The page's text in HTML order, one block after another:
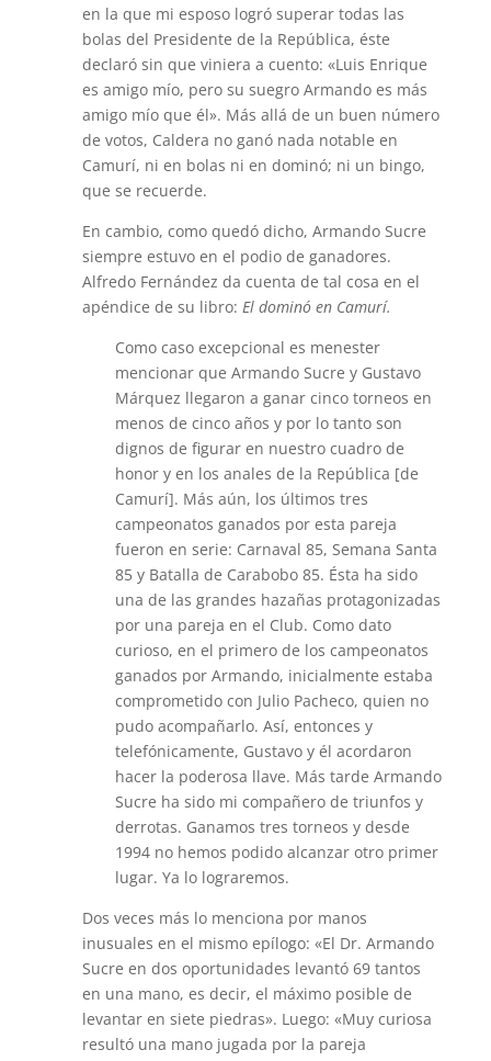
en la que mi esposo logró superar todas las
bolas del Presidente de la República, éste
declaró sin que viniera a cuento: «Luis Enrique
es amigo mío, pero su suegro Armando es más
amigo mío que él». Más allá de un buen número
de votos, Caldera no ganó nada notable en
Camurí, ni en bolas ni en dominó; ni un bingo,
que se recuerde.
En cambio, como quedó dicho, Armando Sucre
siempre estuvo en el podio de ganadores.
Alfredo Fernández da cuenta de tal cosa en el
apéndice de su libro: El dominó en Camurí.
Como caso excepcional es menester
mencionar que Armando Sucre y Gustavo
Márquez llegaron a ganar cinco torneos en
menos de cinco años y por lo tanto son
dignos de figurar en nuestro cuadro de
honor y en los anales de la República [de
Camurí]. Más aún, los últimos tres
campeonatos ganados por esta pareja
fueron en serie: Carnaval 85, Semana Santa
85 y Batalla de Carabobo 85. Ésta ha sido
una de las grandes hazañas protagonizadas
por una pareja en el Club. Como dato
curioso, en el primero de los campeonatos
ganados por Armando, inicialmente estaba
comprometido con Julio Pacheco, quien no
pudo acompañarlo. Así, entonces y
telefónicamente, Gustavo y él acordaron
hacer la poderosa llave. Más tarde Armando
Sucre ha sido mi compañero de triunfos y
derrotas. Ganamos tres torneos y desde
1994 no hemos podido alcanzar otro primer
lugar. Ya lo lograremos.
Dos veces más lo menciona por manos
inusuales en el mismo epílogo: «El Dr. Armando
Sucre en dos oportunidades levantó 69 tantos
en una mano, es decir, el máximo posible de
levantar en siete piedras». Luego: «Muy curiosa
resultó una mano jugada por la pareja